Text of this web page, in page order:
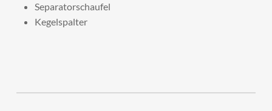
Separatorschaufel
Kegelspalter